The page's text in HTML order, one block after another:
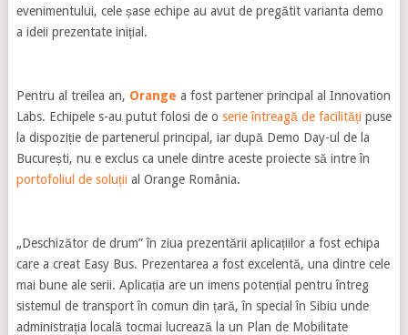
evenimentului, cele șase echipe au avut de pregătit varianta demo
a ideii prezentate inițial.
Pentru al treilea an, Orange a fost partener principal al Innovation
Labs. Echipele s-au putut folosi de o serie întreagă de facilități puse
la dispoziție de partenerul principal, iar după Demo Day-ul de la
București, nu e exclus ca unele dintre aceste proiecte să intre în
portofoliul de soluții al Orange România.
„Deschizător de drum” în ziua prezentării aplicațiilor a fost echipa
care a creat Easy Bus. Prezentarea a fost excelentă, una dintre cele
mai bune ale serii. Aplicația are un imens potențial pentru întreg
sistemul de transport în comun din țară, în special în Sibiu unde
administrația locală tocmai lucrează la un Plan de Mobilitate